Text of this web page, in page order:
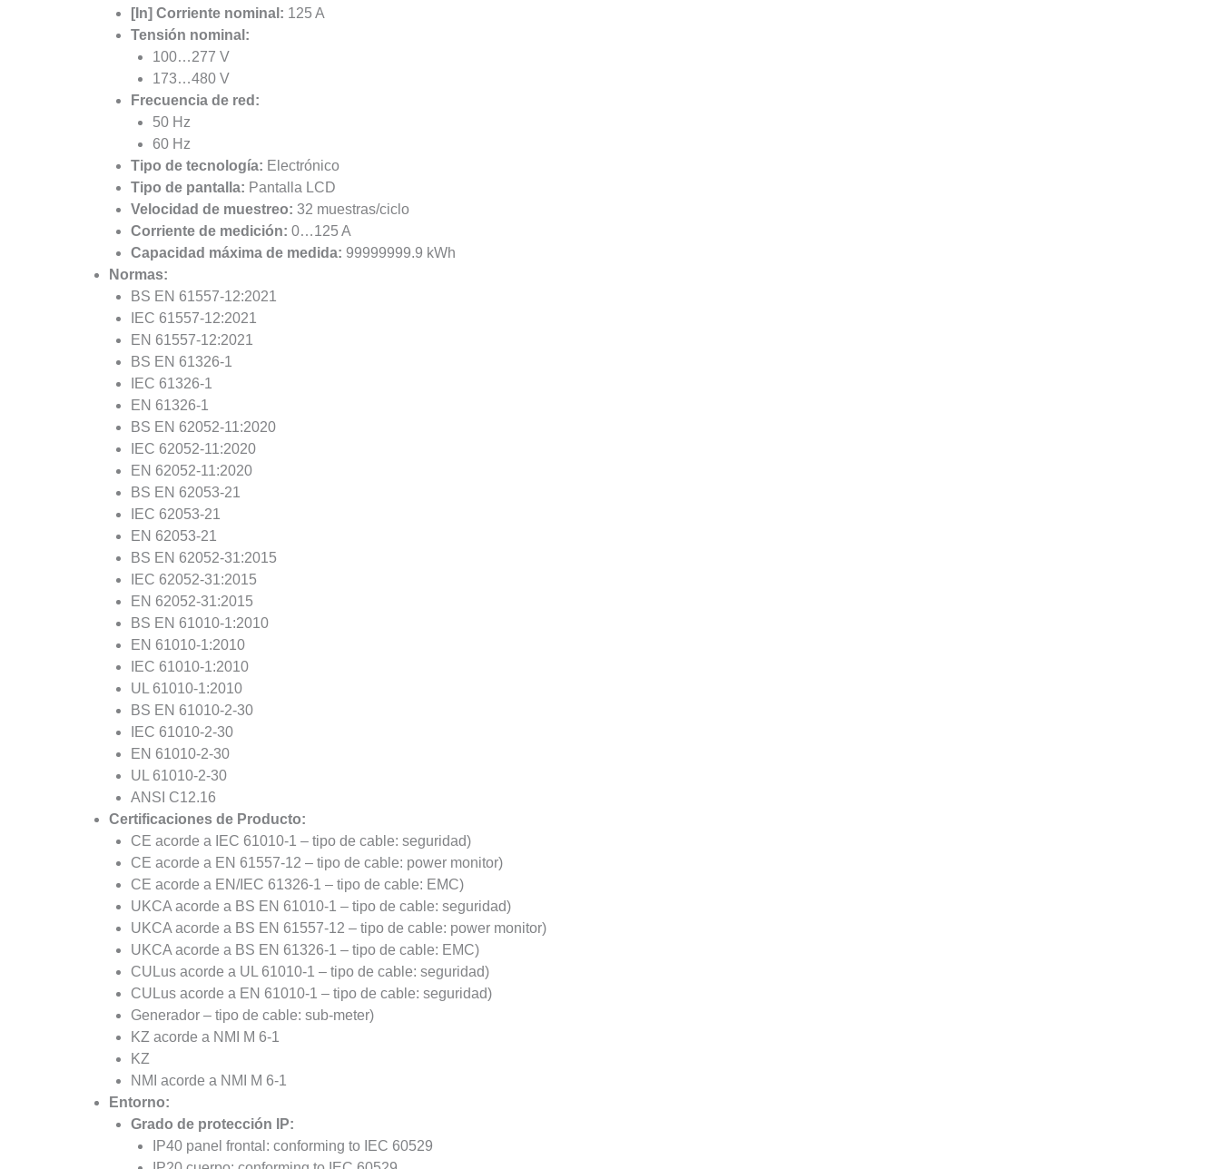
[In] Corriente nominal: 125 A
Tensión nominal:
100…277 V
173…480 V
Frecuencia de red:
50 Hz
60 Hz
Tipo de tecnología: Electrónico
Tipo de pantalla: Pantalla LCD
Velocidad de muestreo: 32 muestras/ciclo
Corriente de medición: 0…125 A
Capacidad máxima de medida: 99999999.9 kWh
Normas:
BS EN 61557-12:2021
IEC 61557-12:2021
EN 61557-12:2021
BS EN 61326-1
IEC 61326-1
EN 61326-1
BS EN 62052-11:2020
IEC 62052-11:2020
EN 62052-11:2020
BS EN 62053-21
IEC 62053-21
EN 62053-21
BS EN 62052-31:2015
IEC 62052-31:2015
EN 62052-31:2015
BS EN 61010-1:2010
EN 61010-1:2010
IEC 61010-1:2010
UL 61010-1:2010
BS EN 61010-2-30
IEC 61010-2-30
EN 61010-2-30
UL 61010-2-30
ANSI C12.16
Certificaciones de Producto:
CE acorde a IEC 61010-1 – tipo de cable: seguridad)
CE acorde a EN 61557-12 – tipo de cable: power monitor)
CE acorde a EN/IEC 61326-1 – tipo de cable: EMC)
UKCA acorde a BS EN 61010-1 – tipo de cable: seguridad)
UKCA acorde a BS EN 61557-12 – tipo de cable: power monitor)
UKCA acorde a BS EN 61326-1 – tipo de cable: EMC)
CULus acorde a UL 61010-1 – tipo de cable: seguridad)
CULus acorde a EN 61010-1 – tipo de cable: seguridad)
Generador – tipo de cable: sub-meter)
KZ acorde a NMI M 6-1
KZ
NMI acorde a NMI M 6-1
Entorno:
Grado de protección IP:
IP40 panel frontal: conforming to IEC 60529